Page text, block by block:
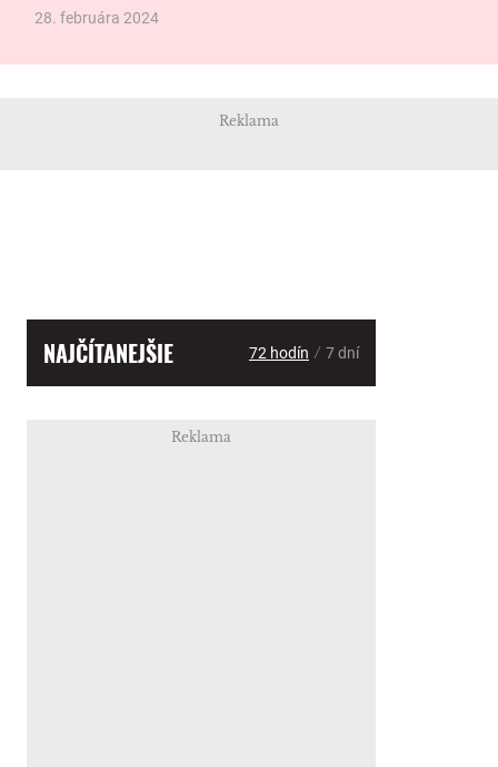
28. februára 2024
Reklama
NAJČÍTANEJŠIE 72 hodín / 7 dní
Reklama